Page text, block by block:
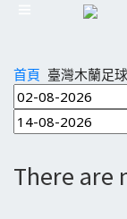
首頁 臺灣木蘭足
There are